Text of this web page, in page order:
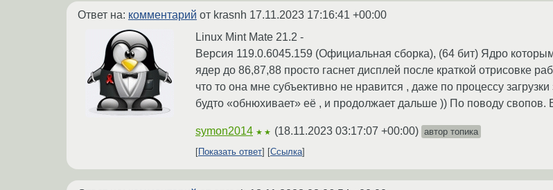
Ответ на: комментарий от krasnh 17.11.2023 17:16:41 +00:00
Linux Mint Mate 21.2 -
Версия 119.0.6045.159 (Официальная сборка), (64 бит) Ядро
ядер до 86,87,88 просто гаснет дисплей после краткой отрисовке
что то она мне субъективно не нравится , даже по процессу
будто «обнюхивает» её , и продолжает дальше )) По поводу свопов.
symon2014 ★★ (18.11.2023 03:17:07 +00:00) автор топика
Показать ответ
Ссылка